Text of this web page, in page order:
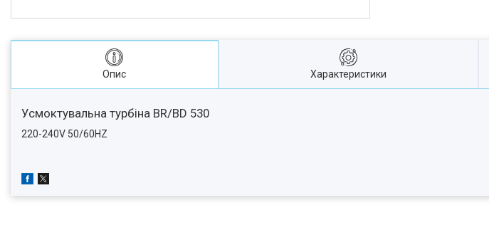
Опис Характеристики
Усмоктувальна турбіна BR/BD 530
220-240V 50/60HZ